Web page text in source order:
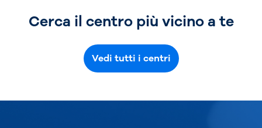
Cerca il centro più vicino a te
Vedi tutti i centri